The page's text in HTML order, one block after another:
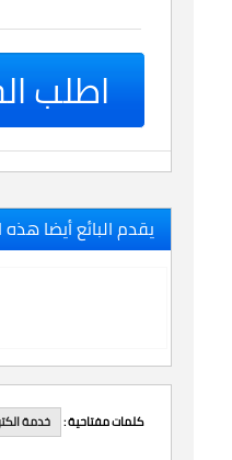
اطلب
يقدم البائع أيضا
خدمة